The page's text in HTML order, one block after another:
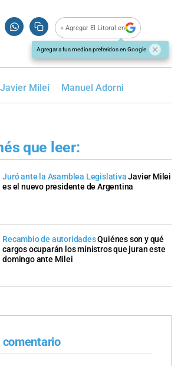
+ Agregar El Litoral en
Agregar a tus medios preferidos en Google
Javier Milei Manuel Adorni
que leer:
Juró ante la Asamblea Legislativa Javier Milei
es el nuevo presidente de Argentina
Recambio de autoridadesQuiénes son y qué
cargos ocuparán los ministros que juran este
domingo ante Milei
comentario